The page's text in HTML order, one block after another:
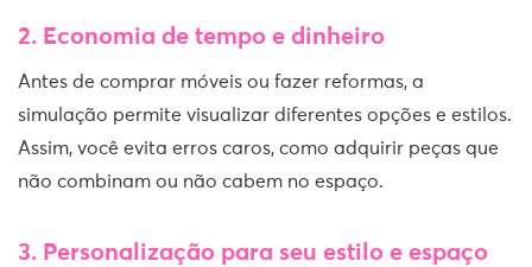
2. Economia de tempo e dinheiro
Antes de comprar móveis ou fazer reformas, a
simulação permite visualizar diferentes opções e estilos.
Assim, você evita erros caros, como adquirir peças que
não combinam ou não cabem no espaço.
3. Personalização para seu estilo e espaço